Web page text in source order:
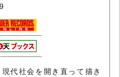
代社会を開き直って描き